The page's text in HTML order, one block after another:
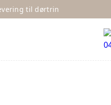
til dørtrin